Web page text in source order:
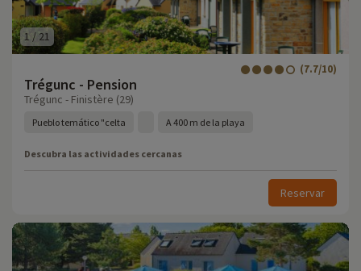
1 / 21
Trégunc - Pension
(7.7/10)
Trégunc - Finistère (29)
Pueblo temático "celta A 400 m de la playa
Descubra las actividades cercanas
Reservar